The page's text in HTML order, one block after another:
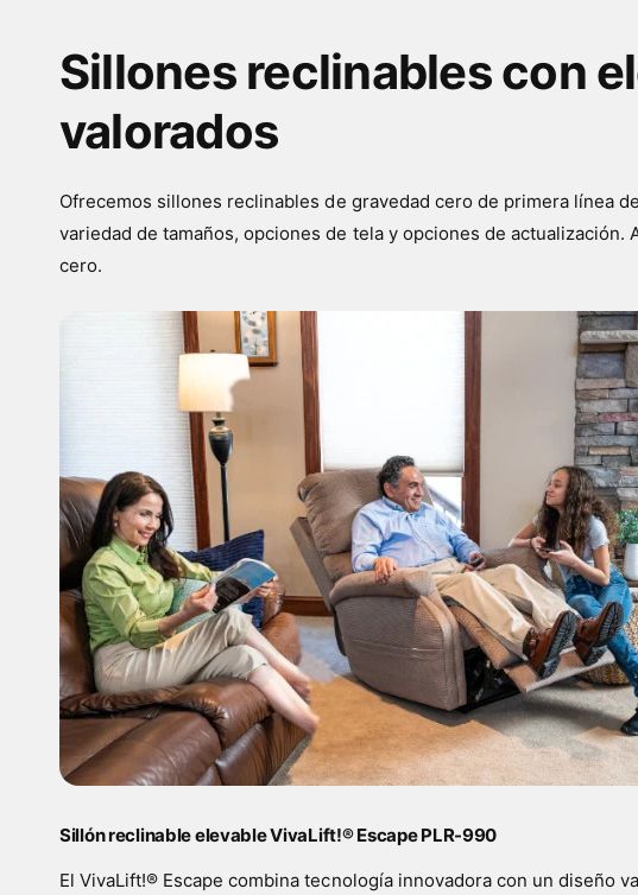
Sillones reclinables con
valorados
Ofrecemos sillones reclinables de gravedad cero de primera línea
variedad de tamaños, opciones de tela y opciones de
cero.
Sillón reclinable elevable VivaLift!® Escape PLR-990
El VivaLift!® Escape combina tecnología innovadora con un